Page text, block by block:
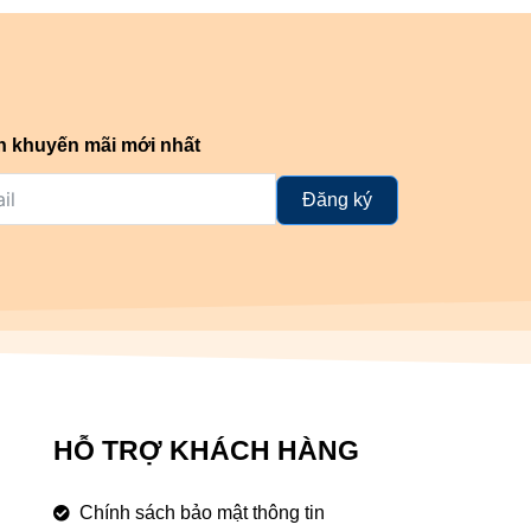
khuyến mãi mới nhất
Đăng ký
HỖ TRỢ KHÁCH HÀNG
Chính sách bảo mật thông tin